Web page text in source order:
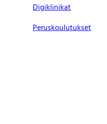
Digiklinikat
Peruskoulutukset